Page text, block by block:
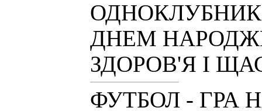
ДНЕМ
ЗДОРОВ'Я І
ФУТБОЛ - ГРА